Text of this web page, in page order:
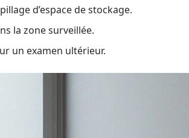
d’espace de stockage.
la zone surveillée.
un examen ultérieur.